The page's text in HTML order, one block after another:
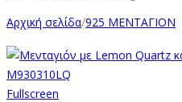
Αρχική σελίδα/925 ΜΕΝΤΑΓΙΟΝ
Fullscreen